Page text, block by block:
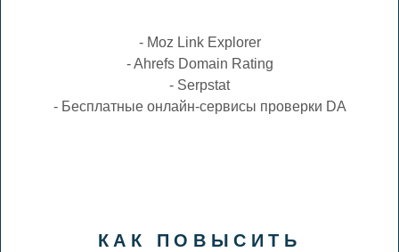
- Moz Link Explorer
- Ahrefs Domain Rating
- Serpstat
- Бесплатные онлайн-сервисы проверки DA
КАК ПОВЫСИТЬ